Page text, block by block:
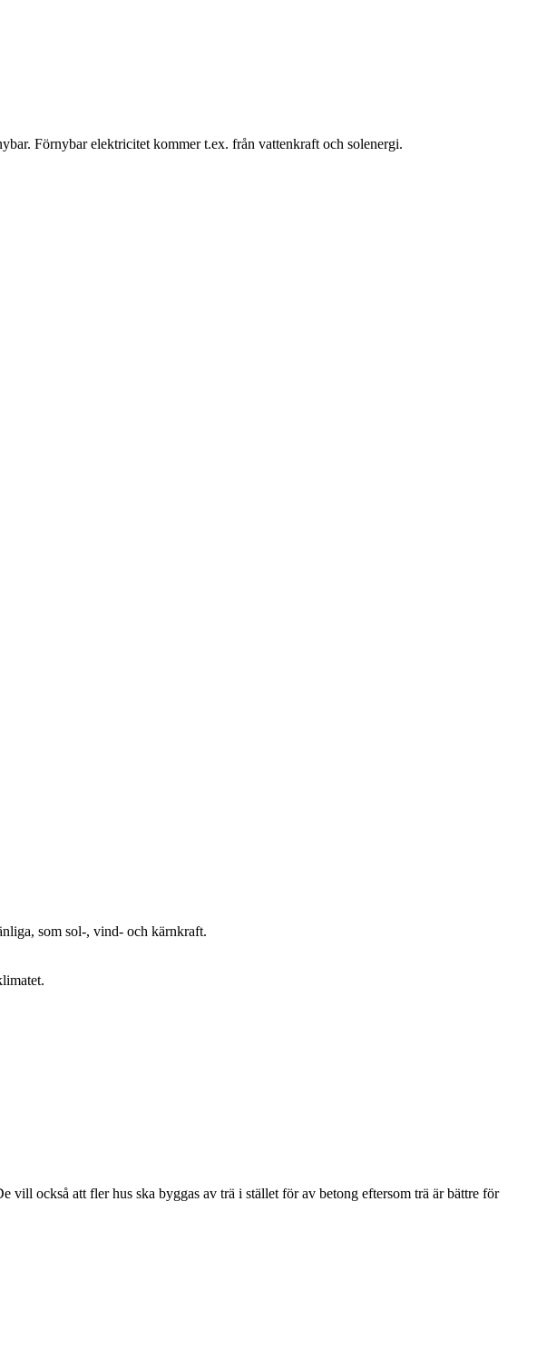
Förnybar elektricitet kommer t.ex. från vattenkraft och solenergi.
som sol-, vind- och kärnkraft.
också att fler hus ska byggas av trä i stället för av betong eftersom trä är bättre för